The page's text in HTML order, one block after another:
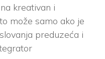
kreativan i
može samo ako je
preduzeća i